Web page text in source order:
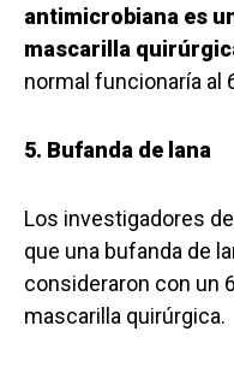
antimicrobiana es
mascarilla
normal funcionaría al
5. Bufanda de lana
Los investigadores
que una bufanda de
consideraron con un
mascarilla quirúrgica.